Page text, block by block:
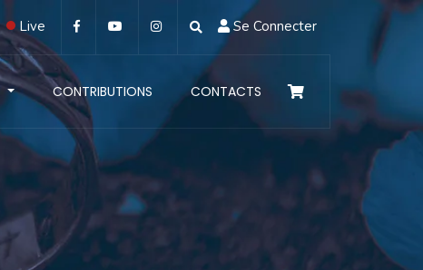
Live Se Connecter
CONTRIBUTIONS CONTACTS